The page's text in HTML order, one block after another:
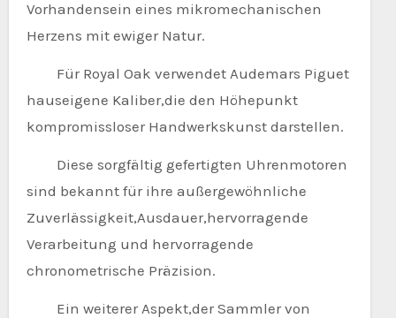
Vorhandensein eines mikromechanischen
Herzens mit ewiger Natur.
Für Royal Oak verwendet Audemars Piguet
hauseigene Kaliber,die den Höhepunkt
kompromissloser Handwerkskunst darstellen.
Diese sorgfältig gefertigten Uhrenmotoren
sind bekannt für ihre außergewöhnliche
Zuverlässigkeit,Ausdauer,hervorragende
Verarbeitung und hervorragende
chronometrische Präzision.
Ein weiterer Aspekt,der Sammler von